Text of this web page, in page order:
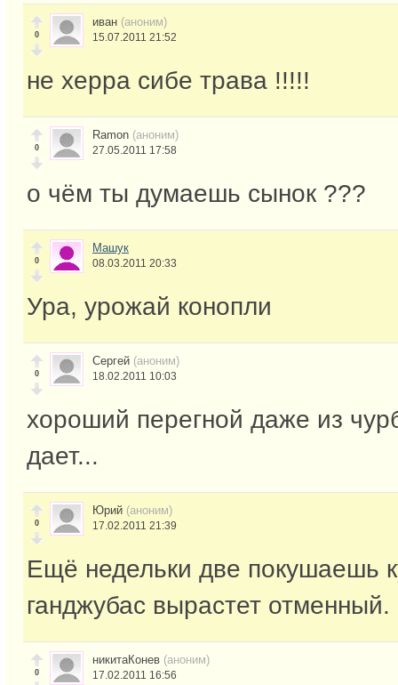
0
иван (аноним)
15.07.2011 21:52
не херра сибе трава !!!!!
0
Ramon (аноним)
27.05.2011 17:58
о чём ты думаешь сынок ???
0
Машук
08.03.2011 20:33
Ура, урожай конопли
0
Сергей (аноним)
18.02.2011 10:03
хороший перегной даже из
дает...
0
Юрий (аноним)
17.02.2011 21:39
Ещё недельки две покушаешь
ганджубас вырастет отменный.
0
никитаКонев (аноним)
17.02.2011 16:56